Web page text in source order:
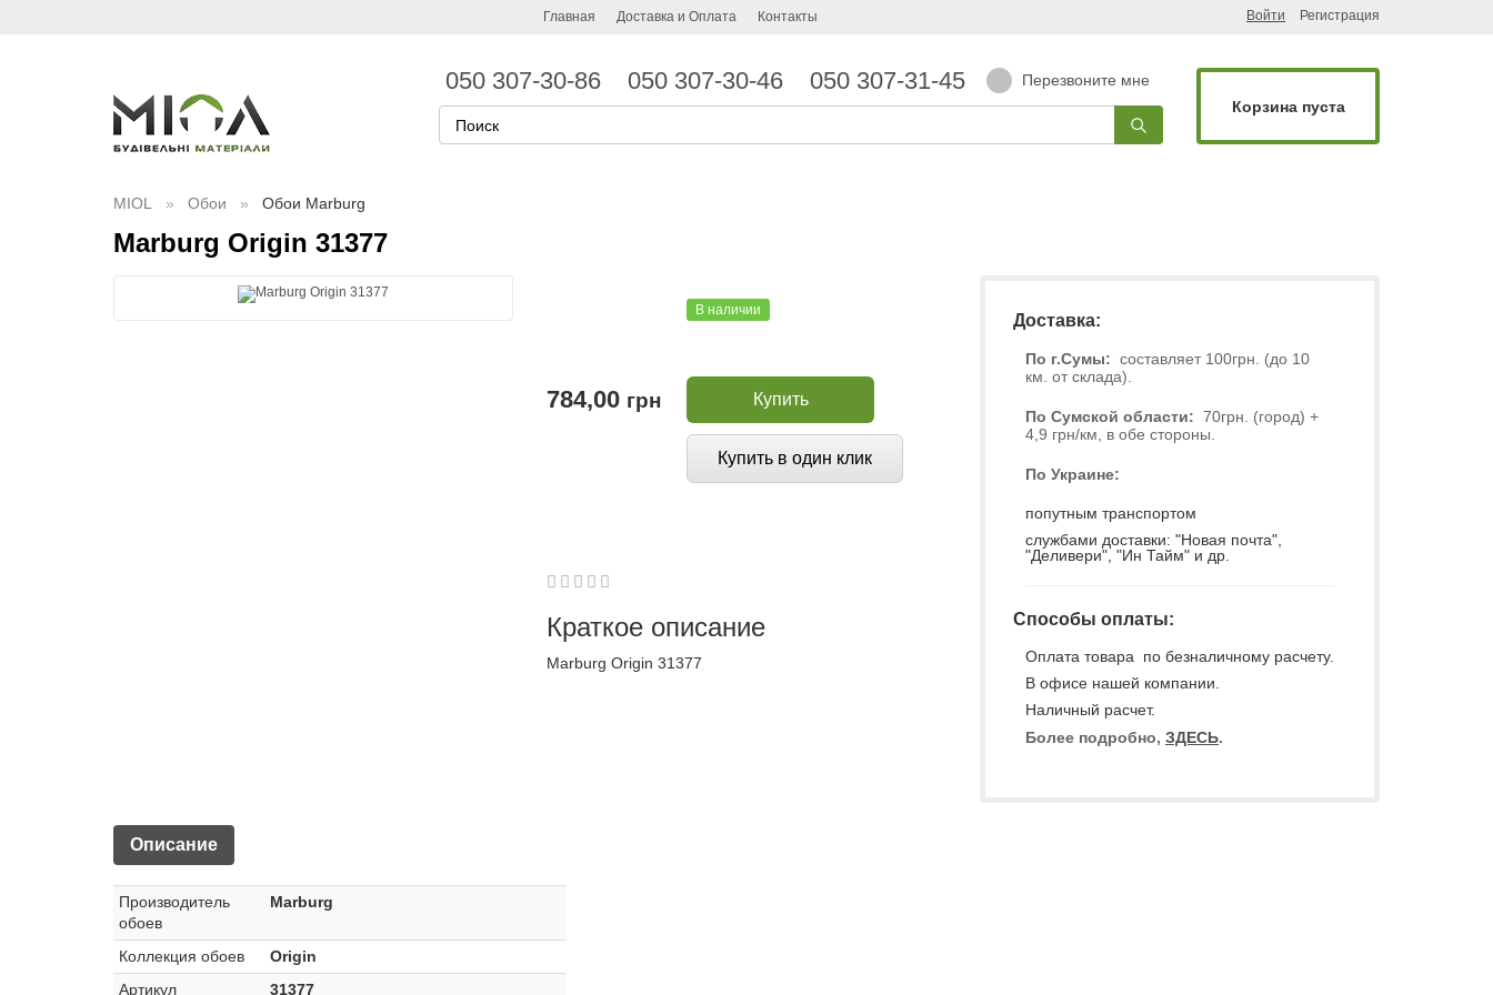
Войти Регистрация
Главная Доставка и Оплата Контакты
050 307-30-86 050 307-30-46 050 307-31-45
Перезвоните мне
Корзина пуста
MIOL Обои Обои Marburg
Marburg Origin 31377
В наличии
784,00 грн Купить
Купить в один клик
12345
Краткое описание
Marburg Origin 31377
Доставка:
По г.Сумы: составляет 100грн. (до 10
км. от склада).
По Сумской области: 70грн. (город) +
4,9 грн/км, в обе стороны.
По Украине:
попутным транспортом
службами доставки: "Новая почта",
"Деливери", "Ин Тайм" и др.
Способы оплаты:
Оплата товара по безналичному расчету.
В офисе нашей компании.
Наличный расчет.
Более подробно, ЗДЕСЬ.
Описание
Производитель
обоев
Marburg
Коллекция обоев
Origin
Артикул
31377